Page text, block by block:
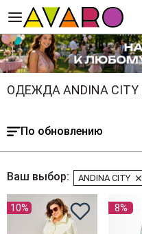
ОДЕЖДА ANDINA
По обновлению
Ваш выбор: ANDINA CITY
10% 8%